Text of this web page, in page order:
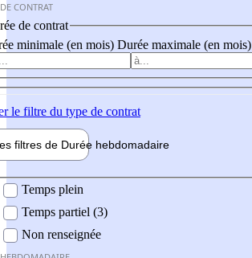
CONTRAT
de contrat
minimale (en mois) Durée maximale (en mois)
le filtre du type de contrat
filtres de Durée hebdomadaire
Temps plein
Temps partiel (3)
Non renseignée